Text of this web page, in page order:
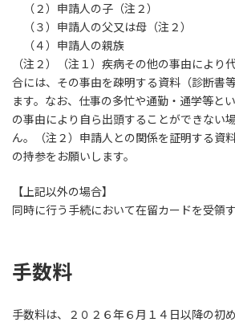
（２）申請人の子（注２）
（３）申請人の父又は母（注２）
（４）申請人の親族
（注２）（注１）疾病その他の事由により
合には、その事由を疎明する資料（診断書
ます。なお、仕事の多忙や通勤・通学等と
の事由により自ら出頭することができない
ん。（注２）申請人との関係を証明する資
の持参をお願いします。
【上記以外の場合】
同時に行う手続において在留カードを受領
手数料
手数料は、２０２６年６月１４日以降の初